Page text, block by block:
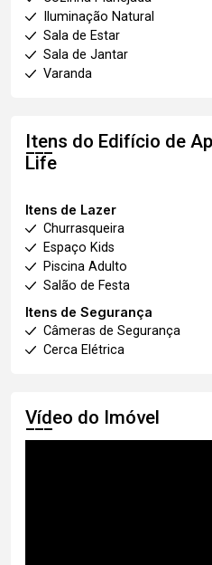
Iluminação Natural
Sala de Estar
Sala de Jantar
Varanda
Itens do Edifício de
Life
Itens de Lazer
Churrasqueira
Espaço Kids
Piscina Adulto
Salão de Festa
Itens de Segurança
Câmeras de Segurança
Cerca Elétrica
Vídeo do Imóvel